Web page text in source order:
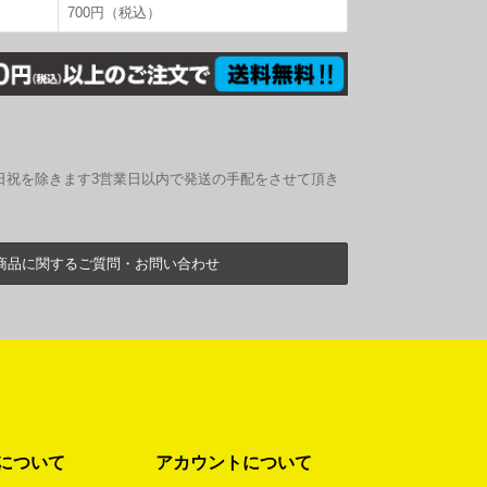
700円（税込）
祝を除きます3営業日以内で発送の手配をさせて頂き
品に関するご質問・お問い合わせ
ついて アカウントについて